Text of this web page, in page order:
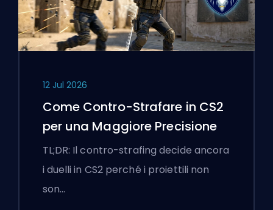
12 Jul 2026
Come Contro-Strafare in CS2
per una Maggiore Precisione
TL;DR: Il contro-strafing decide ancora
i duelli in CS2 perché i proiettili non
son…